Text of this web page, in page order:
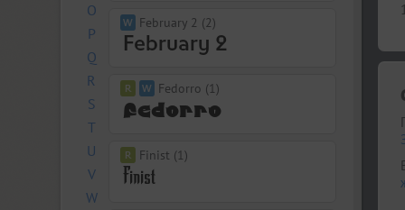
O
P
Q
R
S
T
U
V
W
February 2 (2)
Fedorro (1)
Finist (1)